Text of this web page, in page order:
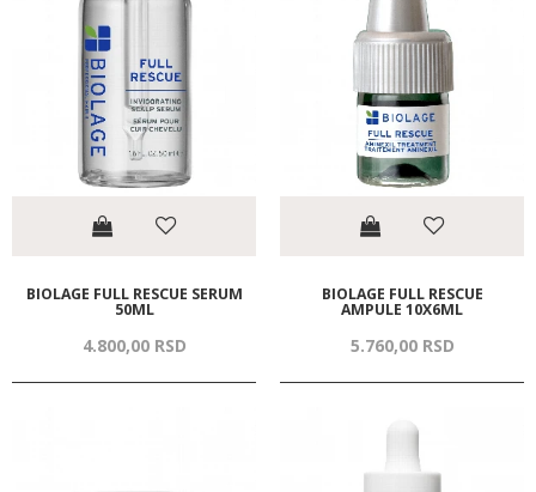
BIOLAGE FULL RESCUE SERUM
50ML
4.800,00 RSD
BIOLAGE FULL RESCUE
AMPULE 10X6ML
5.760,00 RSD